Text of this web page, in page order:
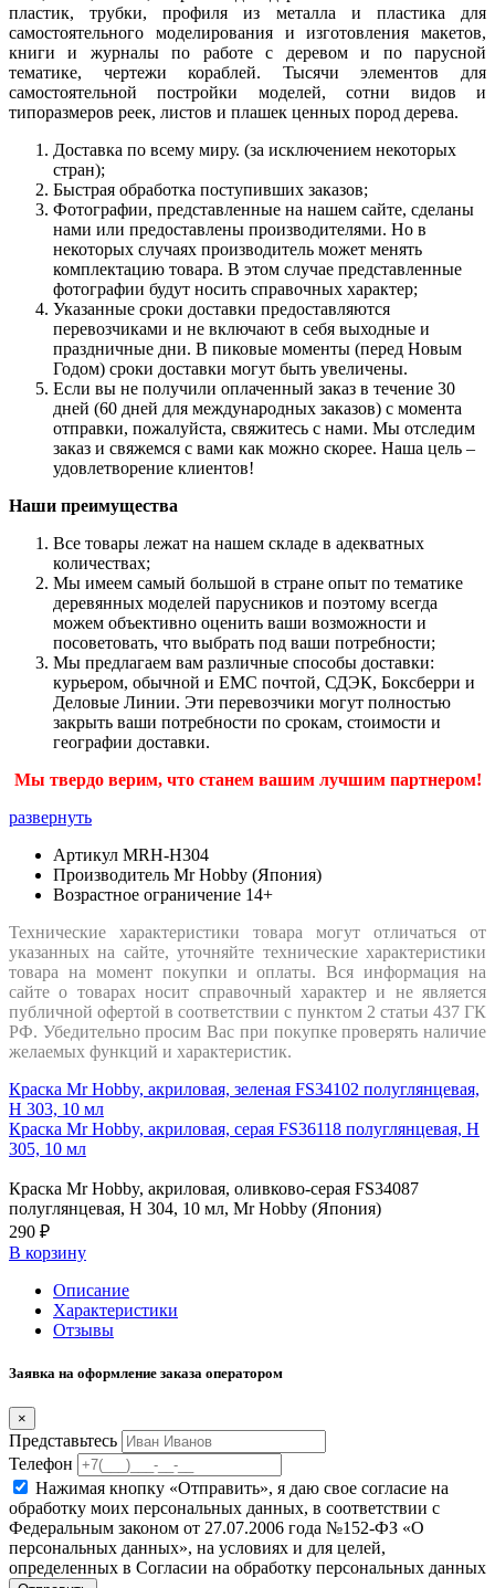
пластик, трубки, профиля из металла и пластика для
самостоятельного моделирования и изготовления макетов,
книги и журналы по работе с деревом и по парусной
тематике, чертежи кораблей. Тысячи элементов для
самостоятельной постройки моделей, сотни видов и
типоразмеров реек, листов и плашек ценных пород дерева.
Доставка по всему миру. (за исключением некоторых
стран);
Быстрая обработка поступивших заказов;
Фотографии, представленные на нашем сайте, сделаны
нами или предоставлены производителями. Но в
некоторых случаях производитель может менять
комплектацию товара. В этом случае представленные
фотографии будут носить справочных характер;
Указанные сроки доставки предоставляются
перевозчиками и не включают в себя выходные и
праздничные дни. В пиковые моменты (перед Новым
Годом) сроки доставки могут быть увеличены.
Если вы не получили оплаченный заказ в течение 30
дней (60 дней для международных заказов) с момента
отправки, пожалуйста, свяжитесь с нами. Мы отследим
заказ и свяжемся с вами как можно скорее. Наша цель –
удовлетворение клиентов!
Наши преимущества
Все товары лежат на нашем складе в адекватных
количествах;
Мы имеем самый большой в стране опыт по тематике
деревянных моделей парусников и поэтому всегда
можем объективно оценить ваши возможности и
посоветовать, что выбрать под ваши потребности;
Мы предлагаем вам различные способы доставки:
курьером, обычной и ЕМС почтой, СДЭК, Боксберри и
Деловые Линии. Эти перевозчики могут полностью
закрыть ваши потребности по срокам, стоимости и
географии доставки.
Мы твердо верим, что станем вашим лучшим партнером!
развернуть
Артикул MRH-H304
Производитель Mr Hobby (Япония)
Возрастное ограничение 14+
Технические характеристики товара могут отличаться от
указанных на сайте, уточняйте технические характеристики
товара на момент покупки и оплаты. Вся информация на
сайте о товарах носит справочный характер и не является
публичной офертой в соответствии с пунктом 2 статьи 437 ГК
РФ. Убедительно просим Вас при покупке проверять наличие
желаемых функций и характеристик.
Краска Mr Hobby, акриловая, зеленая FS34102 полуглянцевая,
H 303, 10 мл
Краска Mr Hobby, акриловая, серая FS36118 полуглянцевая, H
305, 10 мл
Краска Mr Hobby, акриловая, оливково-серая FS34087
полуглянцевая, H 304, 10 мл, Mr Hobby (Япония)
290 ₽
В корзину
Описание
Характеристики
Отзывы
Заявка на оформление заказа оператором
×
Представьтесь
Телефон
Нажимая кнопку «Отправить», я даю свое согласие на
обработку моих персональных данных, в соответствии с
Федеральным законом от 27.07.2006 года №152-ФЗ «О
персональных данных», на условиях и для целей,
определенных в Согласии на обработку персональных данных